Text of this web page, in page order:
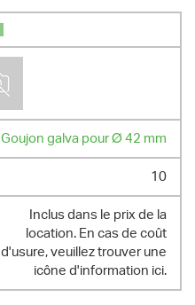
Goujon galva pour Ø 42 mm
10
Inclus dans le prix de la
location. En cas de coût
d'usure, veuillez trouver une
icône d'information ici.